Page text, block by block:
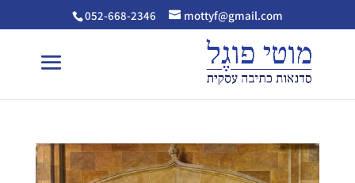
052-668-2346 mottyf@gmail.com